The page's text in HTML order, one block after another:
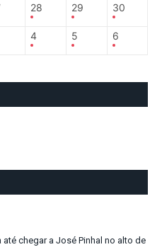
28 29 30
4 5 6
até chegar a José Pinhal no alto de